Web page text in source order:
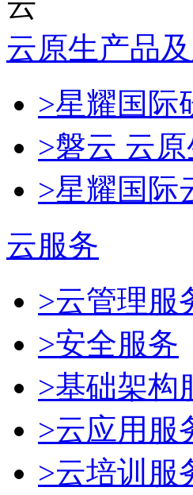
云原生产品
>星耀国际
>磐云 云原
>星耀国际
云服务
>云管理服
>安全服务
>基础架构
>云应用服
>云培训服